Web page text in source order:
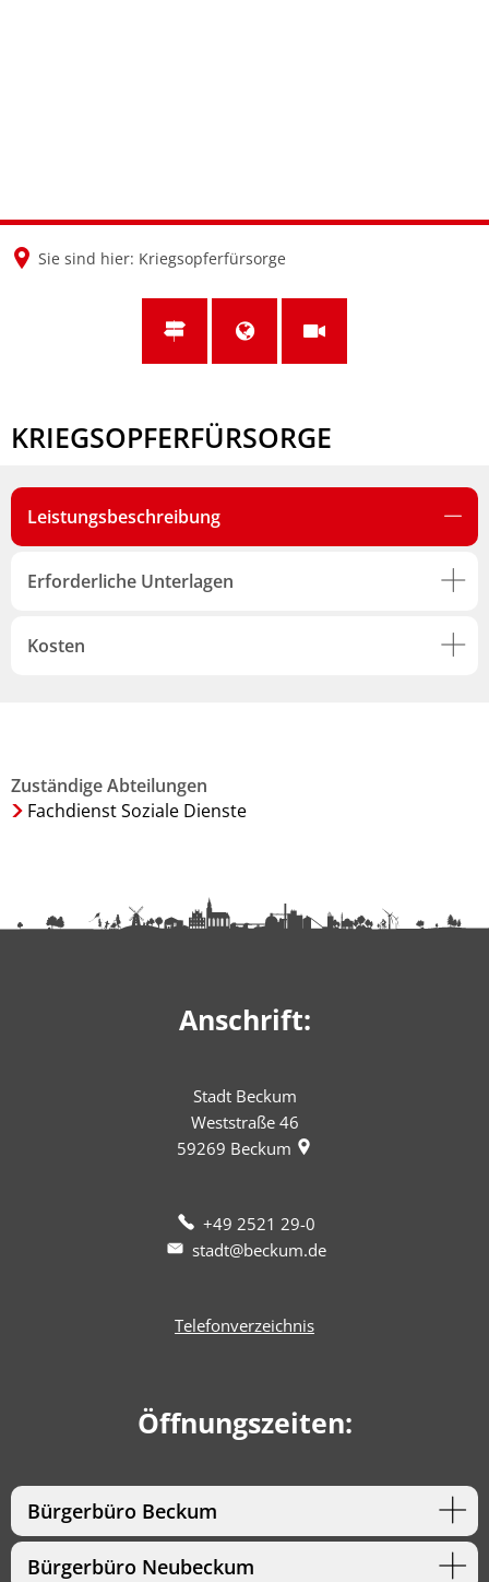
Sie sind hier: Kriegsopferfürsorge
KRIEGSOPFERFÜRSORGE
Leistungsbeschreibung
Erforderliche Unterlagen
Kosten
Zuständige Abteilungen
Fachdienst Soziale Dienste
Anschrift:
Stadt Beckum
Weststraße 46
59269 Beckum
+49 2521 29-0
stadt@beckum.de
Telefonverzeichnis
Öffnungszeiten:
Bürgerbüro Beckum
Bürgerbüro Neubeckum